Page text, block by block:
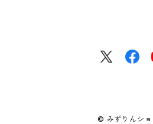
© みずりんショ